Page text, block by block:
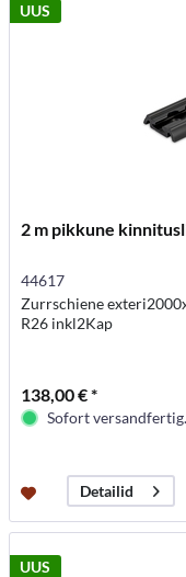
UUS
2 m pikkune
44617
Zurrschiene
R26 inkl2Kap
138,00 € *
Sofort
Detailid
UUS